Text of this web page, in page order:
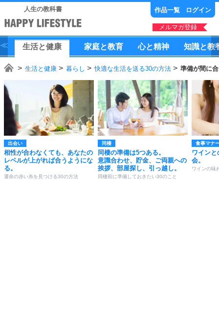
人生の教科書 作品一覧 ログイン
メルマガ登録
生活と健康 家庭と教育 心と精神 知識と教
生活と健康 暮らし 快適な生活を送る30の方法 準備が間に
出会い
相性が合わなくても、あなたの
レベルが上がれば合うようにな
る。
運命の赤い糸を見つける30の方法
同棲
同棲の準備は5つある。
意識合わせ、貯金、ご両親への
挨拶、部屋探し、引っ越し。
同棲前に準備しておきたい30のこと
食事マナ
ワインと
会。
ワインの味